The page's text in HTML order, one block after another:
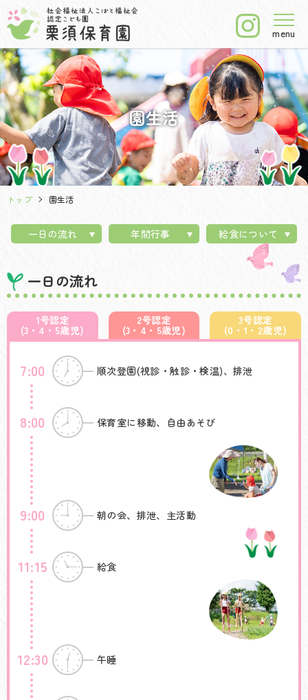
menu
園生活
トップ 園生活
一日の流れ 年間行事 給食について
一日の流れ
1号認定
(3・4・5歳児)
2号認定
(3・4・5歳児)
3号認定
(0・1・2歳児)
7:00 順次登園(視診・触診・検温)、排泄
8:00 保育室に移動、自由あそび
9:00 朝の会、排泄、主活動
11:15 給食
12:30 午睡